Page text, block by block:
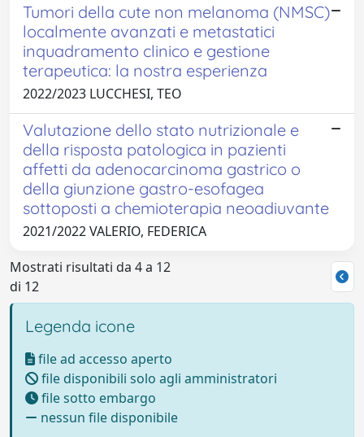
Tumori della cute non melanoma (NMSC)
localmente avanzati e metastatici
inquadramento clinico e gestione
terapeutica: la nostra esperienza
2022/2023 LUCCHESI, TEO
Valutazione dello stato nutrizionale e
della risposta patologica in pazienti
affetti da adenocarcinoma gastrico o
della giunzione gastro-esofagea
sottoposti a chemioterapia neoadiuvante
2021/2022 VALERIO, FEDERICA
Mostrati risultati da 4 a 12
di 12
Legenda icone
file ad accesso aperto
file disponibili solo agli amministratori
file sotto embargo
nessun file disponibile